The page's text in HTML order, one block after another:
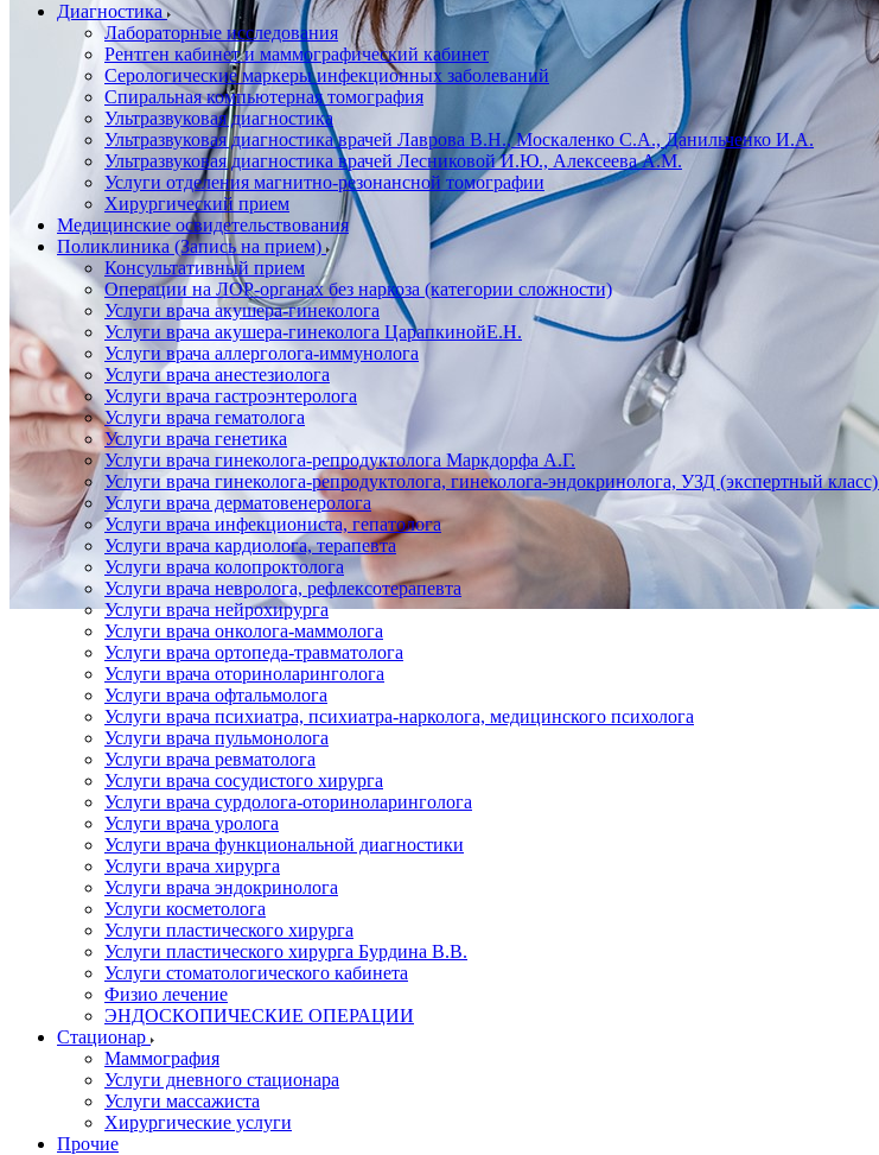
Диагностика
Лабораторные исследования
Рентген кабинет и маммографический кабинет
Серологические маркеры инфекционных заболеваний
Спиральная компьютерная томография
Ультразвуковая диагностика
Ультразвуковая диагностика врачей Лаврова В.Н., Москаленко С.А., Данильченко И.А.
Ультразвуковая диагностика врачей Лесниковой И.Ю., Алексеева А.М.
Услуги отделения магнитно-резонансной томографии
Хирургический прием
Медицинские освидетельствования
Поликлиника (Запись на прием)
Консультативный прием
Операции на ЛОР-органах без наркоза (категории сложности)
Услуги врача акушера-гинеколога
Услуги врача акушера-гинеколога ЦарапкинойЕ.Н.
Услуги врача аллерголога-иммунолога
Услуги врача анестезиолога
Услуги врача гастроэнтеролога
Услуги врача гематолога
Услуги врача генетика
Услуги врача гинеколога-репродуктолога Маркдорфа А.Г.
Услуги врача гинеколога-репродуктолога, гинеколога-эндокринолога, УЗД (экспертный
Услуги врача дерматовенеролога
Услуги врача инфекциониста, гепатолога
Услуги врача кардиолога, терапевта
Услуги врача колопроктолога
Услуги врача невролога, рефлексотерапевта
Услуги врача нейрохирурга
Услуги врача онколога-маммолога
Услуги врача ортопеда-травматолога
Услуги врача оториноларинголога
Услуги врача офтальмолога
Услуги врача психиатра, психиатра-нарколога, медицинского психолога
Услуги врача пульмонолога
Услуги врача ревматолога
Услуги врача сосудистого хирурга
Услуги врача сурдолога-оториноларинголога
Услуги врача уролога
Услуги врача функциональной диагностики
Услуги врача хирурга
Услуги врача эндокринолога
Услуги косметолога
Услуги пластического хирурга
Услуги пластического хирурга Бурдина В.В.
Услуги стоматологического кабинета
Физио лечение
ЭНДОСКОПИЧЕСКИЕ ОПЕРАЦИИ
Стационар
Маммография
Услуги дневного стационара
Услуги массажиста
Хирургические услуги
Прочие